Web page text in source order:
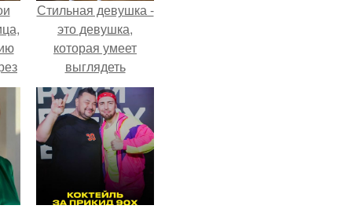
Стильная девушка -
это девушка,
которая умеет
выглядеть
привлекательно и
элегантно в любои
ситуации.